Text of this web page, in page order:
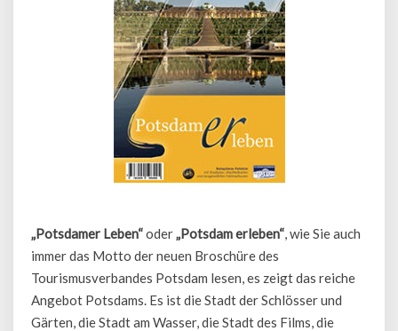
„Potsdamer Leben“oder„Potsdam erleben“, wie Sie auch
immer das Motto der neuen Broschüre des
Tourismusverbandes Potsdam lesen, es zeigt das reiche
Angebot Potsdams. Es ist die Stadt der Schlösser und
Gärten, die Stadt am Wasser, die Stadt des Films, die